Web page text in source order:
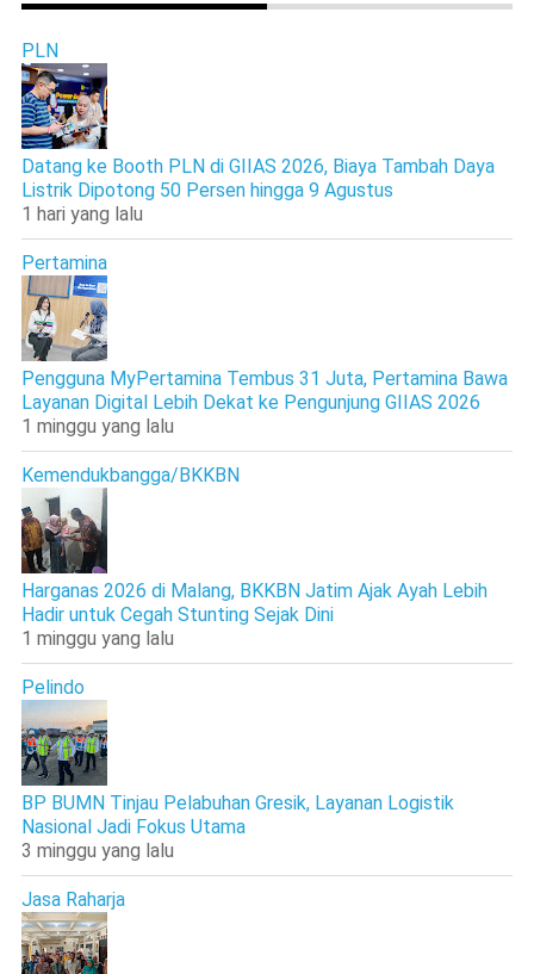
PLN
Datang ke Booth PLN di GIIAS 2026, Biaya Tambah Daya
Listrik Dipotong 50 Persen hingga 9 Agustus
1 hari yang lalu
Pertamina
Pengguna MyPertamina Tembus 31 Juta, Pertamina Bawa
Layanan Digital Lebih Dekat ke Pengunjung GIIAS 2026
1 minggu yang lalu
Kemendukbangga/BKKBN
Harganas 2026 di Malang, BKKBN Jatim Ajak Ayah Lebih
Hadir untuk Cegah Stunting Sejak Dini
1 minggu yang lalu
Pelindo
BP BUMN Tinjau Pelabuhan Gresik, Layanan Logistik
Nasional Jadi Fokus Utama
3 minggu yang lalu
Jasa Raharja